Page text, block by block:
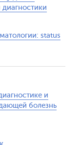
status
и
болезнь